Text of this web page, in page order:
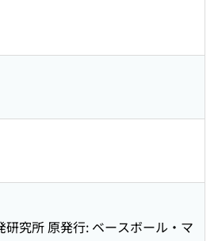
研究所 原発行: ベースボール・マ